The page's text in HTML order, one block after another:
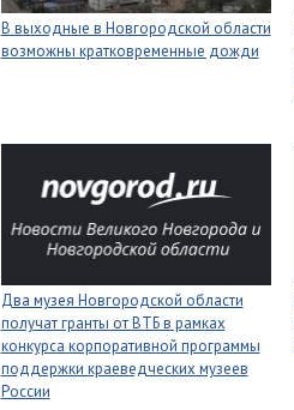
В выходные в Новгородской области
возможны кратковременные дожди
Два музея Новгородской области
получат гранты от ВТБ в рамках
конкурса корпоративной программы
поддержки краеведческих музеев
России